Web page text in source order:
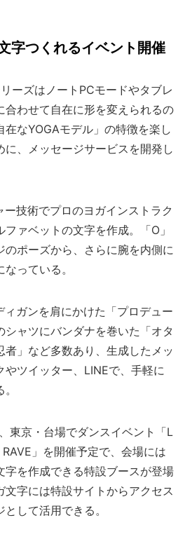
字つくれるイベント開催
ーズはノートPCモードやタブレ
合わせて自在に形を変えられるの
なYOGAモデル」の特徴を楽し
に、メッセージサービスを開発し
技術でプロのヨガインストラク
ァベットの文字を作成。「O」
のポーズから、さらに腕を内側に
っている。
ガンを肩にかけた「プロデュー
ャツにバンダナを巻いた「オタ
者」など多数あり、生成したメッ
やツイッター、LINEで、手軽に
東京・台場でダンスイベント「L
」を開催予定で、会場には
字を作成できる特設ブースが登場
字には特設サイトからアクセス
して活用できる。